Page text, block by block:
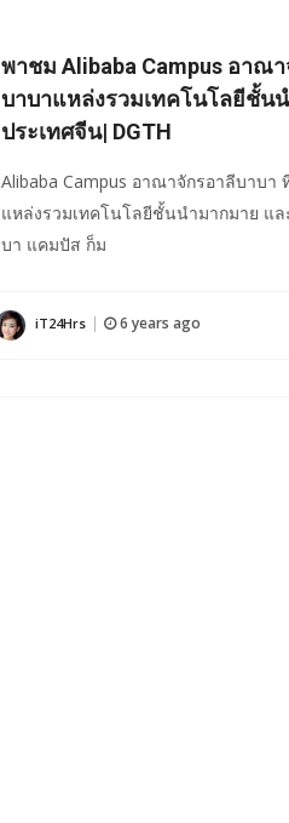
พาชม Alibaba Campus อาณ
บาบาแหล่งรวมเทคโนโลยีชั้น
ประเทศจีน| DGTH
Alibaba Campus อาณาจักรอาลีบาบา
แหล่งรวมเทคโนโลยีชั้นนำมากมาย แล
บา แคมปัส ก็ม
iT24Hrs 6 years ago